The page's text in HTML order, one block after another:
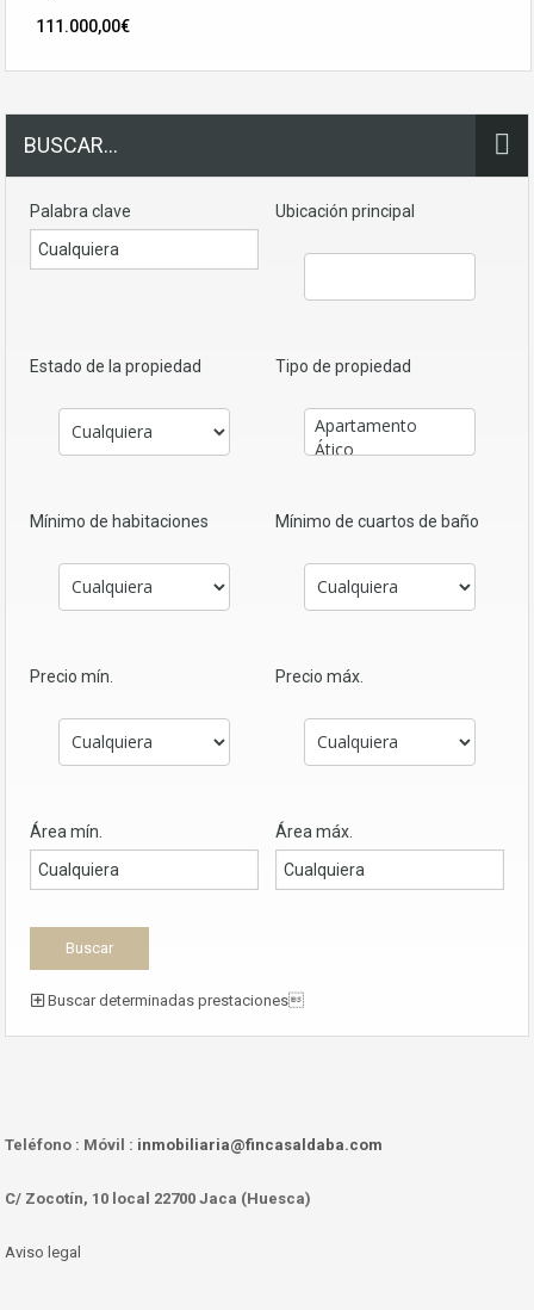
111.000,00€
BUSCAR…
Palabra clave Ubicación principal
Estado de la propiedad Tipo de propiedad
Mínimo de habitaciones Mínimo de cuartos de baño
Precio mín. Precio máx.
Área mín. Área máx.
Buscar determinadas prestaciones
Teléfono : Móvil : inmobiliaria@fincasaldaba.com
C/ Zocotín, 10 local 22700 Jaca (Huesca)
Aviso legal